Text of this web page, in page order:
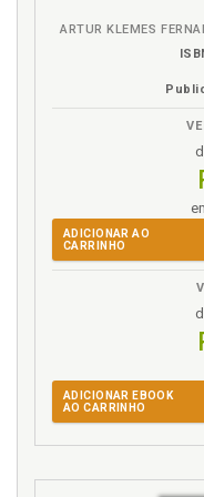
pelos próprios
Idiossincrasias, p.
Judicialização da
Judicialização
Judiciário.
178
decisões
ARTUR KLEMES
ADICIONAR AO
CARRINHO
ADICIONAR EBOOK
AO CARRINHO